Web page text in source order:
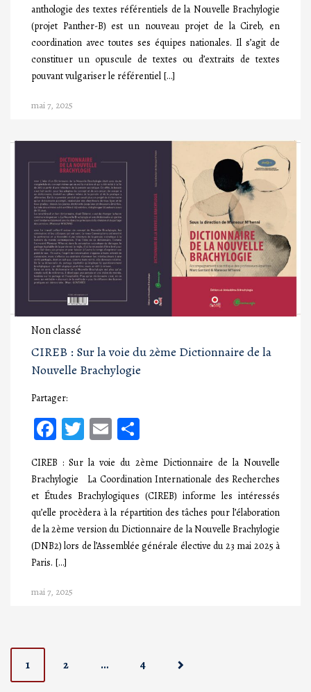
anthologie des textes référentiels de la Nouvelle Brachylogie
(projet Panther-B) est un nouveau projet de la Cireb, en
coordination avec toutes ses équipes nationales. Il s’agit de
constituer un opuscule de textes ou d’extraits de textes
pouvant vulgariser le référentiel […]
mai 7, 2025
Non classé
CIREB : Sur la voie du 2ème Dictionnaire de la
Nouvelle Brachylogie
Partager:
Facebook
Twitter
Email
CIREB : Sur la voie du 2ème Dictionnaire de la Nouvelle
Brachylogie La Coordination Internationale des Recherches
et Études Brachylogiques (CIREB) informe les intéressés
qu’elle procèdera à la répartition des tâches pour l’élaboration
de la 2ème version du Dictionnaire de la Nouvelle Brachylogie
(DNB2) lors de l’Assemblée générale élective du 23 mai 2025 à
Paris. […]
mai 7, 2025
P1 2 … 4